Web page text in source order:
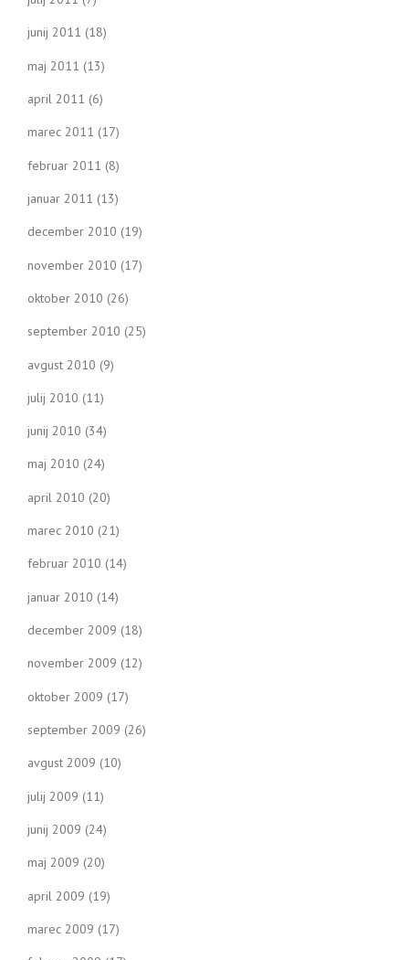
junij 2011 (18)
maj 2011 (13)
april 2011 (6)
marec 2011 (17)
februar 2011 (8)
januar 2011 (13)
december 2010 (19)
november 2010 (17)
oktober 2010 (26)
september 2010 (25)
avgust 2010 (9)
julij 2010 (11)
junij 2010 (34)
maj 2010 (24)
april 2010 (20)
marec 2010 (21)
februar 2010 (14)
januar 2010 (14)
december 2009 (18)
november 2009 (12)
oktober 2009 (17)
september 2009 (26)
avgust 2009 (10)
julij 2009 (11)
junij 2009 (24)
maj 2009 (20)
april 2009 (19)
marec 2009 (17)